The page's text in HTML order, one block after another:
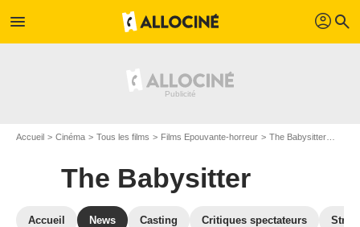
menu profil search
Accueil Cinéma Tous les films Films Epouvante-horreur The Babysitter
The Babysitter
Accueil News Casting Critiques spectateurs